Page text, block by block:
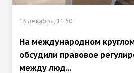
13 декабря, 11:50
На международном
обсудили правовое
между люд...